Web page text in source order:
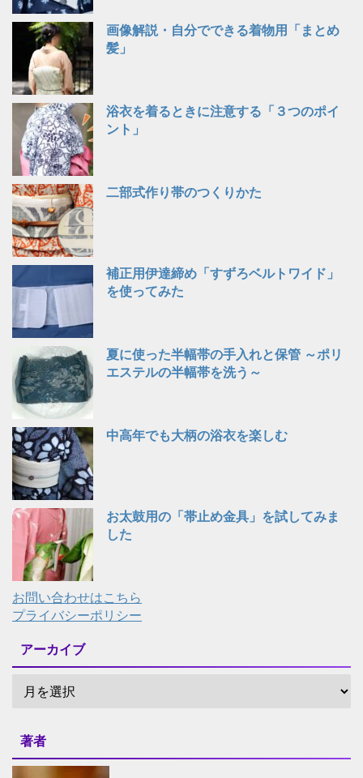
画像解説・自分でできる着物用「まとめ
髪」
浴衣を着るときに注意する「３つのポイ
ント」
二部式作り帯のつくりかた
補正用伊達締め「すずろベルトワイド」
を使ってみた
夏に使った半幅帯の手入れと保管 ～ポリ
エステルの半幅帯を洗う～
中高年でも大柄の浴衣を楽しむ
お太鼓用の「帯止め金具」を試してみま
した
お問い合わせはこちら
プライバシーポリシー
アーカイブ
著者